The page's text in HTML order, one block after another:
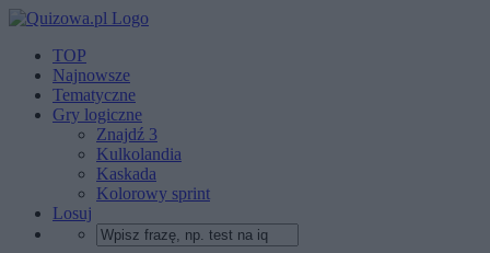
TOP
Najnowsze
Tematyczne
Gry logiczne
Znajdź 3
Kulkolandia
Kaskada
Kolorowy sprint
Losuj